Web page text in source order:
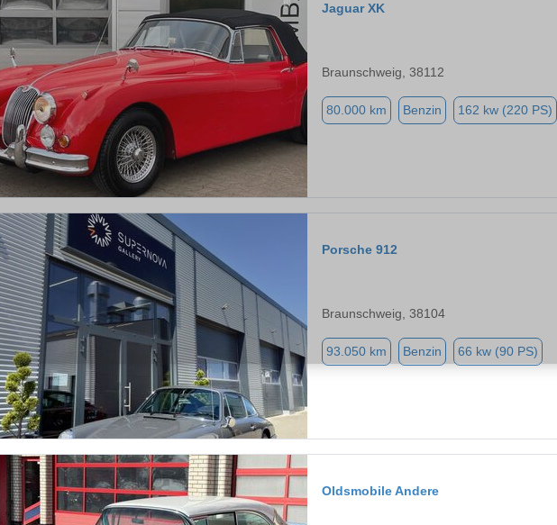
Jaguar XK
Braunschweig, 38112
80.000 km Benzin 162 kw (220 PS)
Porsche 912
Braunschweig, 38104
93.050 km Benzin 66 kw (90 PS)
Oldsmobile Andere